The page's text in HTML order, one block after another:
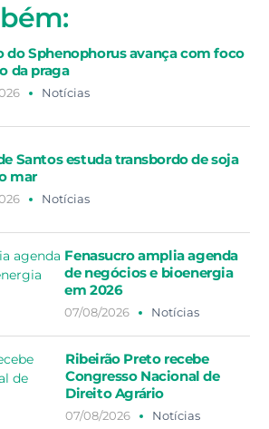
do Sphenophorus avança com foco
da praga
Notícias
Santos estuda transbordo de soja
mar
Notícias
Fenasucro amplia agenda
de negócios e bioenergia
em 2026
07/08/2026 Notícias
Ribeirão Preto recebe
Congresso Nacional de
Direito Agrário
07/08/2026 Notícias